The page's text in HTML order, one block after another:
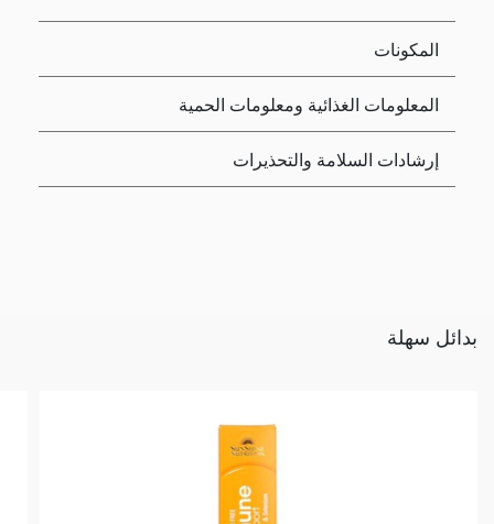
المكونات
المعلومات الغذائية ومعلومات الحمية
إرشادات السلامة والتحذيرات
بدائل سهلة